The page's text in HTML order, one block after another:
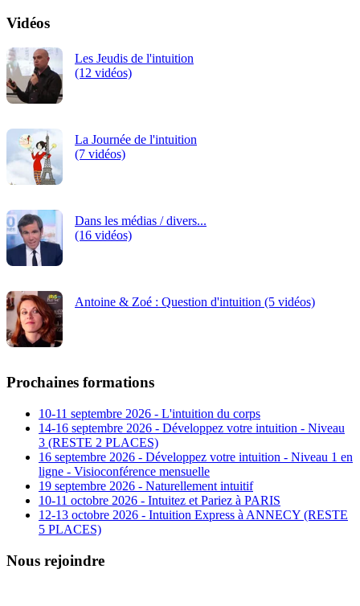
Vidéos
Les Jeudis de l'intuition
(12 vidéos)
La Journée de l'intuition
(7 vidéos)
Dans les médias / divers...
(16 vidéos)
Antoine & Zoé : Question d'intuition (5 vidéos)
Prochaines formations
10-11 septembre 2026 - L'intuition du corps
14-16 septembre 2026 - Développez votre intuition - Niveau
3 (RESTE 2 PLACES)
16 septembre 2026 - Développez votre intuition - Niveau 1 en
ligne - Visioconférence mensuelle
19 septembre 2026 - Naturellement intuitif
10-11 octobre 2026 - Intuitez et Pariez à PARIS
12-13 octobre 2026 - Intuition Express à ANNECY (RESTE
5 PLACES)
Nous rejoindre